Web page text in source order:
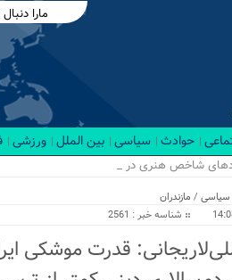
مارا
حوادث سیاسی بین الملل ورزشی
شاخص هنری در نیمه نخست _
سیاسی / مازندران
شناسه خبر : 2561
قدرت موشکی